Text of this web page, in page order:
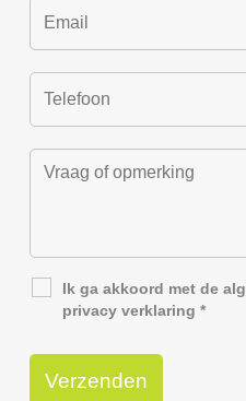
Ik ga akkoord met de
privacy verklaring *